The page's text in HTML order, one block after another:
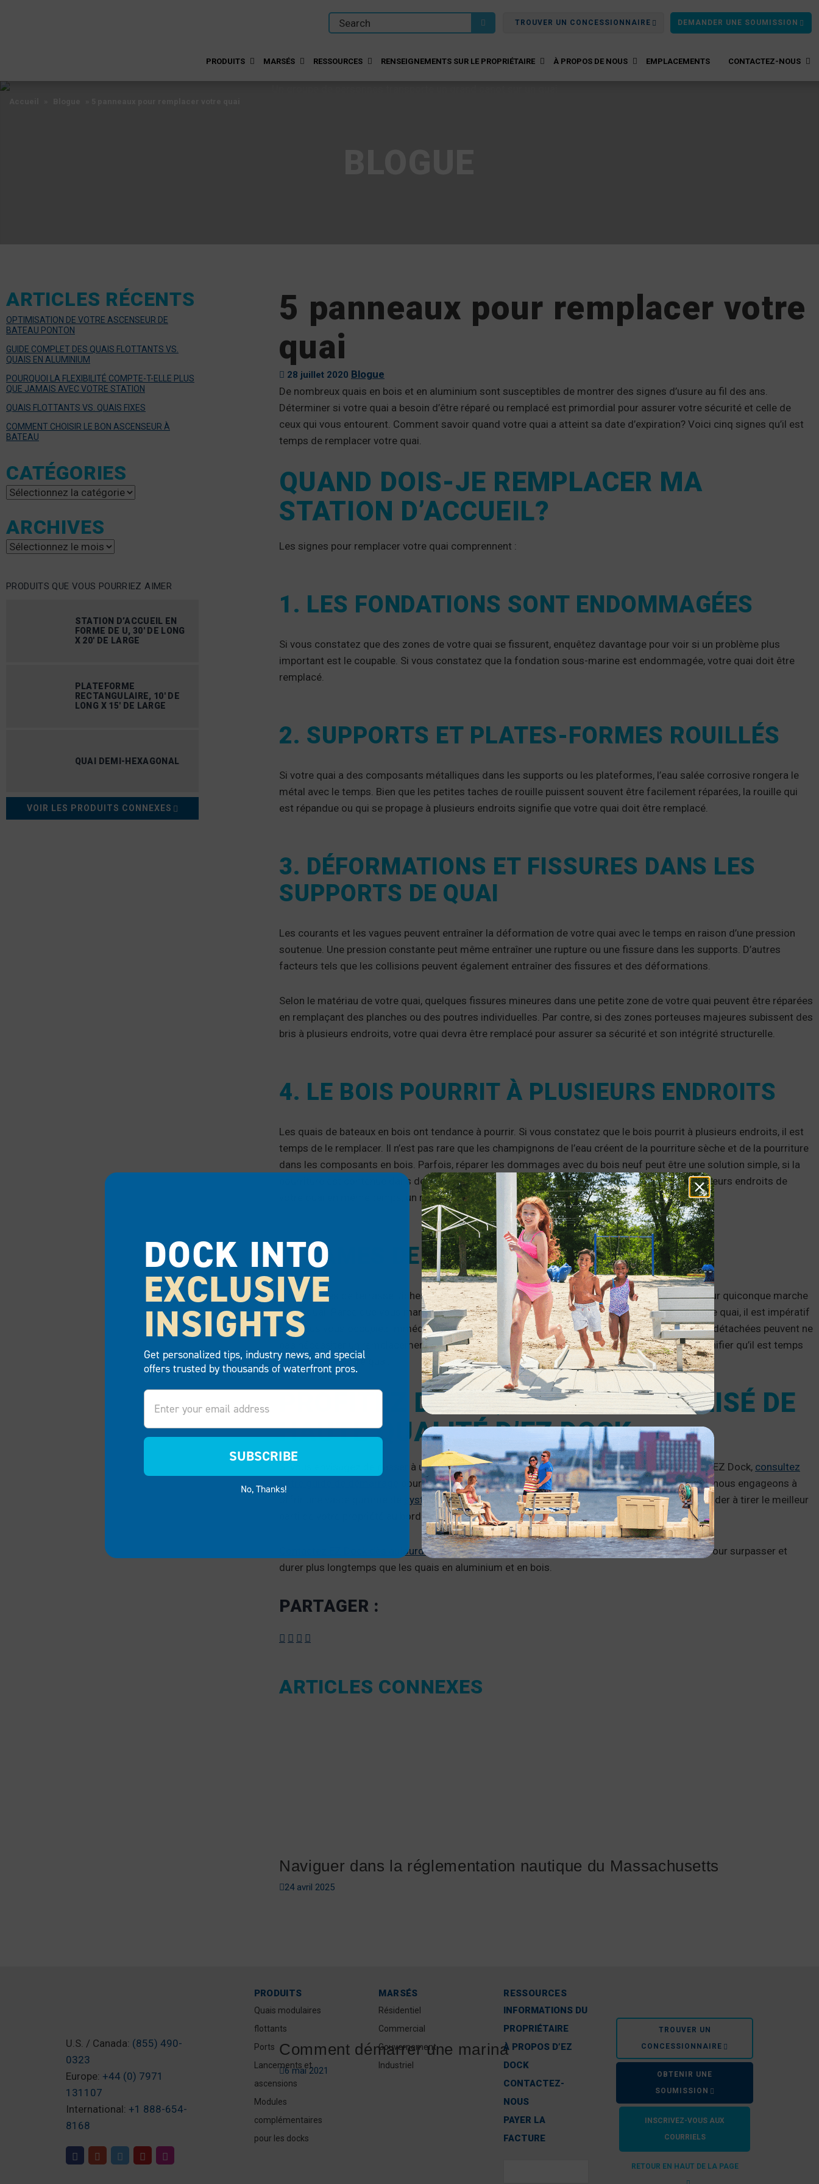
TROUVER UN CONCESSIONNAIRE DEMANDER UNE SOUMISSION
PRODUITS MARSÉS RESSOURCES RENSEIGNEMENTS SUR LE PROPRIÉTAIRE À PROPOS DE NOUS EMPLACEMENTS CONTACTEZ-NOUS
5 panneaux pour remplacer votre
quai
28 juillet 2020 Blogue
De nombreux quais en bois et en aluminium sont susceptibles de montrer des signes d’usure au fil des ans.
Déterminer si votre quai a besoin d’être réparé ou remplacé est primordial pour assurer votre sécurité et celle de
ceux qui vous entourent. Comment savoir quand votre quai a atteint sa date d’expiration? Voici cinq signes qu’il est
temps de remplacer votre quai.
QUAND DOIS-JE REMPLACER MA
STATION D’ACCUEIL?
Les signes pour remplacer votre quai comprennent :
1. LES FONDATIONS SONT ENDOMMAGÉES
Si vous constatez que des zones de votre quai se fissurent, enquêtez davantage pour voir si un problème plus
important est le coupable. Si vous constatez que la fondation sous-marine est endommagée, votre quai doit être
remplacé.
2. SUPPORTS ET PLATES-FORMES ROUILLÉS
Si votre quai a des composants métalliques dans les supports ou les plateformes, l’eau salée corrosive rongera le
métal avec le temps. Bien que les petites taches de rouille puissent souvent être facilement réparées, la rouille qui
est répandue ou qui se propage à plusieurs endroits signifie que votre quai doit être remplacé.
3. DÉFORMATIONS ET FISSURES DANS LES
SUPPORTS DE QUAI
Les courants et les vagues peuvent entraîner la déformation de votre quai avec le temps en raison d’une pression
soutenue. Une pression constante peut même entraîner une rupture ou une fissure dans les supports. D’autres
facteurs tels que les collisions peuvent également entraîner des fissures et des déformations.
Selon le matériau de votre quai, quelques fissures mineures dans une petite zone de votre quai peuvent être réparées
en remplaçant des planches ou des poutres individuelles. Par contre, si des zones porteuses majeures subissent des
bris à plusieurs endroits, votre quai devra être remplacé pour assurer sa sécurité et son intégrité structurelle.
4. LE BOIS POURRIT À PLUSIEURS ENDROITS
Les quais de bateaux en bois ont tendance à pourrir. Si vous constatez que le bois pourrit à plusieurs endroits, il est
temps de le remplacer. Il n’est pas rare que les champignons de l’eau créent de la pourriture sèche et de la pourriture
dans les composants en bois. Parfois, réparer les dommages avec du bois neuf peut être une solution simple, si la
pourriture est contenue dans de petites zones. Cependant, lorsque la pourriture apparaît à plusieurs endroits de
votre quai en même temps, un remplacement est justifié.
5. LAMES DE TERRASSE LÂCHES
Les planches de terrasse lâches sont faciles à repérer et créeront une situation dangereuse pour quiconque marche
sur le quai. Parce que vous marchez, vous vous asseyez et passez beaucoup de temps sur votre quai, il est impératif
que vous vous occupiez immédiatement de toutes les sections détachées. Quelques planches détachées peuvent ne
pas nécessiter un remplacement complet, mais des dommages plus importants pourraient signifier qu’il est temps
de remplacer votre quai.
PROFITEZ D’UN QUAI PERSONNALISÉ DE
HAUTE QUALITÉ D’EZ DOCK
Si vous envisagez de passer à un quai en polyéthylène sans entretien et adapté aux pieds nus d’EZ Dock, consultez
notre guide de démarrage
pour explorer notre foire aux questions. Depuis plus de 26 ans, nous nous engageons à
systèmes de quais flottants durables, flexibles et à jour pour vous aider à tirer le meilleur
parti de votre propriété au bord de l’eau.
Contactez EZ Dock dès aujourd’huipour commencer à construire un quai personnalisé conçu pour surpasser et
durer plus longtemps que les quais en aluminium et en bois.
PARTAGER :
ARTICLES CONNEXES
Naviguer dans la réglementation nautique du Massachusetts
24 avril 2025
Comment démarrer une marina
6 mai 2021
ARTICLES RÉCENTS
OPTIMISATION DE VOTRE ASCENSEUR DE
BATEAU PONTON
GUIDE COMPLET DES QUAIS FLOTTANTS VS.
QUAIS EN ALUMINIUM
POURQUOI LA FLEXIBILITÉ COMPTE-T-ELLE PLUS
QUE JAMAIS AVEC VOTRE STATION
QUAIS FLOTTANTS VS. QUAIS FIXES
COMMENT CHOISIR LE BON ASCENSEUR À
BATEAU
CATÉGORIES
Catégories
ARCHIVES
Archives
PRODUITS QUE VOUS POURRIEZ AIMER
STATION D’ACCUEIL EN
FORME DE U, 30′ DE LONG
X 20′ DE LARGE
PLATEFORME
RECTANGULAIRE, 10′ DE
LONG X 15′ DE LARGE
QUAI DEMI-HEXAGONAL
VOIR LES PRODUITS CONNEXES
U.S. / Canada: (855) 490-
0323
Europe: +44 (0) 7971
131107
International: +1 888-654-
8168
PRODUITS
Quais modulaires
flottants
Ports
Lancements et
ascensions
Modules
complémentaires
pour les docks
MARSÉS
Résidentiel
Commercial
Gouvernement
Industriel
RESSOURCES
INFORMATIONS DU
PROPRIÉTAIRE
À PROPOS D’EZ
DOCK
CONTACTEZ-
NOUS
PAYER LA
FACTURE
TROUVER UN
CONCESSIONNAIRE
OBTENIR UNE
SOUMISSION
INSCRIVEZ-VOUS AUX
COURRIELS
RETOUR EN HAUT DE LA PAGE
DOCK INTO
EXCLUSIVE
INSIGHTS
Get personalized tips, industry news, and special
offers trusted by thousands of waterfront pros.
Email
SUBSCRIBE
No, Thanks!